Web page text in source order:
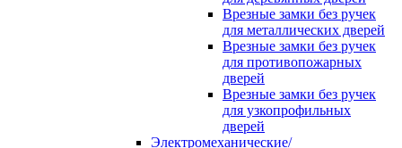
Врезные замки без ручек
для металлических дверей
Врезные замки без ручек
для противопожарных
дверей
Врезные замки без ручек
для узкопрофильных
дверей
Электромеханические/